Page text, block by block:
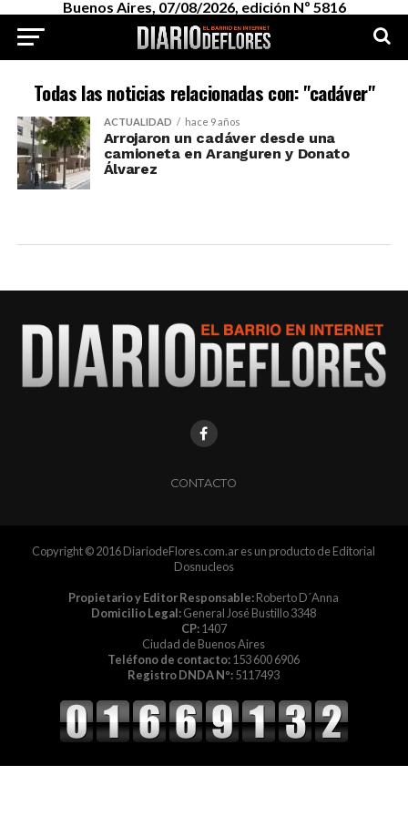
Buenos Aires, 07/08/2026, edición Nº 5816
Todas las noticias relacionadas con: "cadáver"
ACTUALIDAD hace 9 años
Arrojaron un cadáver desde una
camioneta en Aranguren y Donato
Álvarez
CONTACTO
Copyright © 2016 DiariodeFlores.com.ar es un producto de Editorial
Dosnucleos
Propietario y Editor Responsable:Roberto D´Anna
Domicilio Legal:General José Bustillo 3348
CP:1407
Ciudad de Buenos Aires
Teléfono de contacto:153 600 6906
Registro DNDA Nº:5117493